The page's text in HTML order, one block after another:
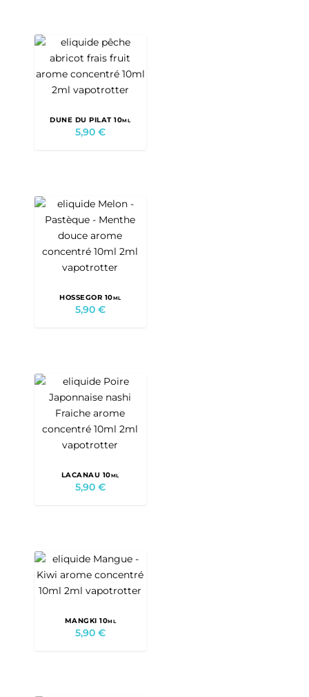
DUNE DU PILAT 10ml
5,90 €
HOSSEGOR 10ml
5,90 €
LACANAU 10ml
5,90 €
MANGKI 10ml
5,90 €